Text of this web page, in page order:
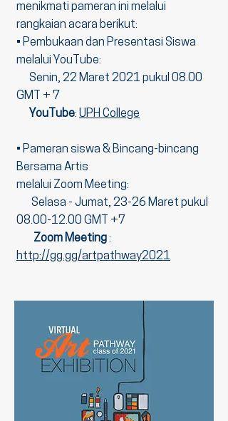
menikmati pameran ini melalui
rangkaian acara berikut:
• Pembukaan dan Presentasi Siswa
melalui YouTube:
Senin, 22 Maret 2021 pukul 08.00
GMT + 7
YouTube: UPH College
• Pameran siswa & Bincang-bincang
Bersama Artis
melalui Zoom Meeting:
Selasa - Jumat, 23-26 Maret pukul
08.00-12.00 GMT +7
Zoom Meeting:
http://gg.gg/artpathway2021